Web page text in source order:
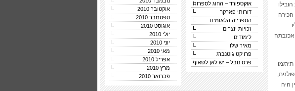
הובילו
אכזבתה
היה
אוקספורד – החוג לספרות
דורותי פארקר
הספרייה הלאומית
זכויות יוצרים
לימודים
מאיר שלו
פרויקט גוטנברג
פרס נובל – יש לאן לשאוף
אוקטובר 2010
ספטמבר 2010
אוגוסט 2010
יולי 2010
יוני 2010
מאי 2010
אפריל 2010
מרץ 2010
פברואר 2010